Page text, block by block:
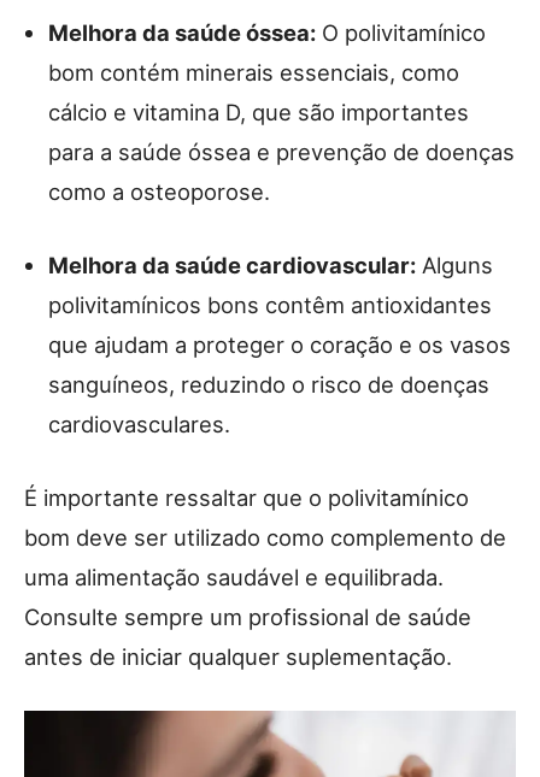
Melhora da saúde óssea: O polivitamínico
bom contém minerais essenciais, como
cálcio e vitamina D, que são importantes
para a saúde óssea e prevenção de doenças
como a osteoporose.
Melhora da saúde cardiovascular: Alguns
polivitamínicos bons contêm antioxidantes
que ajudam a proteger o coração e os vasos
sanguíneos, reduzindo o risco de doenças
cardiovasculares.
É importante ressaltar que o polivitamínico
bom deve ser utilizado como complemento de
uma alimentação saudável e equilibrada.
Consulte sempre um profissional de saúde
antes de iniciar qualquer suplementação.